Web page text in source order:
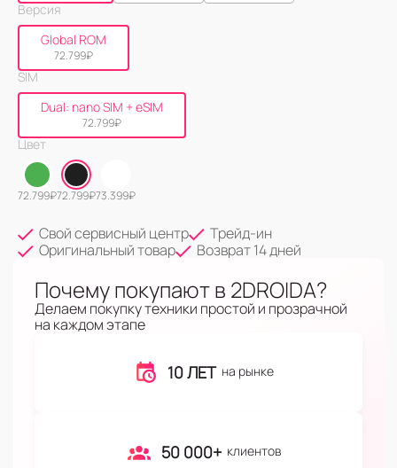
Версия
Global ROM
72.799₽
SIM
Dual: nano SIM + eSIM
72.799₽
Цвет
72.799₽72.799₽73.399₽
Свой сервисный центр
Трейд-ин
Оригинальный товар
Возврат 14 дней
Почему покупают в 2DROIDA?
Делаем покупку техники простой и прозрачной
на каждом этапе
10 ЛЕТ на рынке
50 000+ клиентов